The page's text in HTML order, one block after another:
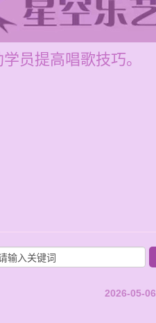
员提高唱歌技巧。
2026-05-06